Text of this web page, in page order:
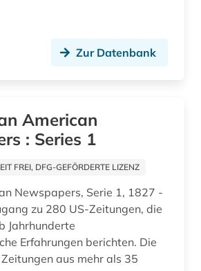
mandschuren (1)
(1)
massenmedien (1)
mecklenburg-vorpommern (1)
Zur Datenbank
American
: Series 1
FREI, DFG-GEFÖRDERTE LIZENZ
Newspapers, Serie 1, 1827 -
zu 280 US-Zeitungen, die
Jahrhunderte
Erfahrungen berichten. Die
aus mehr als 35